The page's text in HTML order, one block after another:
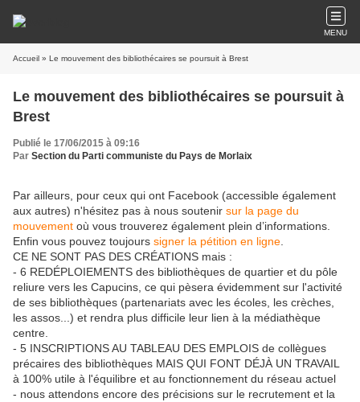
MENU
Accueil » Le mouvement des bibliothécaires se poursuit à Brest
Le mouvement des bibliothécaires se poursuit à
Brest
Publié le 17/06/2015 à 09:16
Par Section du Parti communiste du Pays de Morlaix
Par ailleurs, pour ceux qui ont Facebook (accessible également
aux autres) n'hésitez pas à nous soutenir sur la page du
mouvement où vous trouverez également plein d’informations.
Enfin vous pouvez toujours signer la pétition en ligne
CE NE SONT PAS DES CRÉATIONS mais :
- 6 REDÉPLOIEMENTS des bibliothèques de quartier et du pôle
reliure vers les Capucins, ce qui pèsera évidemment sur l'activité
de ses bibliothèques (partenariats avec les écoles, les crèches,
les assos...) et rendra plus difficile leur lien à la médiathèque
centre.
- 5 INSCRIPTIONS AU TABLEAU DES EMPLOIS de collègues
précaires des bibliothèques MAIS QUI FONT DÉJÀ UN TRAVAIL
à 100% utile à l'équilibre et au fonctionnement du réseau actuel
- nous attendons encore des précisions sur le recrutement et la